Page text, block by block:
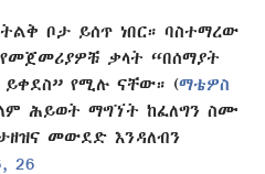
ቦታ ይሰጥ ነበር። ባስተማረው
ቃላት “በሰማያት
ይቀደስ” የሚሉ ናቸው። (ማቴዎስ
ሕይወት ማግኘት ከፈለግን ስሙ
መውደድ እንዳለብን
26